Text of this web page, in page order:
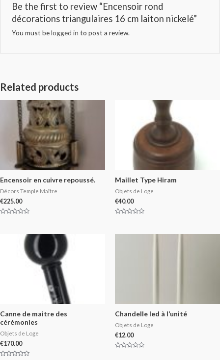
Be the first to review “Encensoir rond
décorations triangulaires 16 cm laiton nickelé”
You must belogged in to post a review.
Related products
Encensoir en cuivre repoussé.
Décors Temple Maître
€225.00
Maillet Type Hiram
Objets de Loge
€40.00
of
Canne de maitre des
cérémonies
Objets de Loge
€170.00
Chandelle led à l’unité
Objets de Loge
€12.00